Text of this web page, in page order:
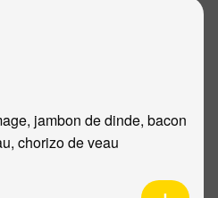
jambon de dinde, bacon
chorizo de veau